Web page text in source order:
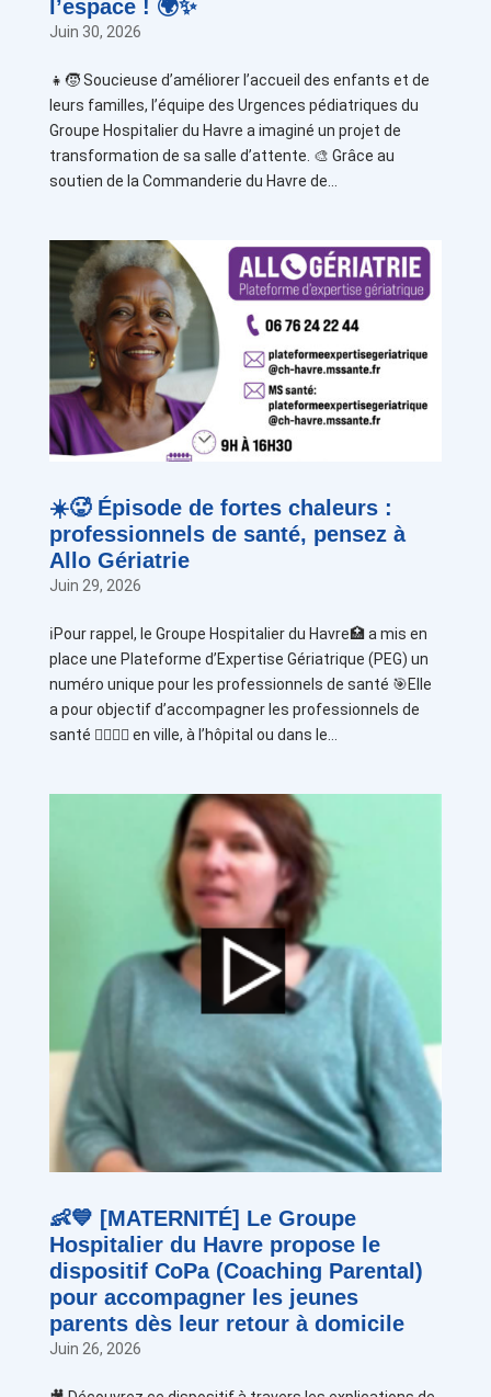
l’espace ! 🌍✨
Juin 30, 2026
👧🧒 Soucieuse d’améliorer l’accueil des enfants et de
leurs familles, l’équipe des Urgences pédiatriques du
Groupe Hospitalier du Havre a imaginé un projet de
transformation de sa salle d’attente. 🎨 Grâce au
soutien de la Commanderie du Havre de...
☀️🥵 Épisode de fortes chaleurs :
professionnels de santé, pensez à
Allo Gériatrie
Juin 29, 2026
ℹ️Pour rappel, le Groupe Hospitalier du Havre🏥 a mis en
place une Plateforme d’Expertise Gériatrique (PEG) un
numéro unique pour les professionnels de santé 🎯Elle
a pour objectif d’accompagner les professionnels de
santé 👩‍⚕️👨‍⚕️ en ville, à l’hôpital ou dans le...
👶💙 [MATERNITÉ] Le Groupe
Hospitalier du Havre propose le
dispositif CoPa (Coaching Parental)
pour accompagner les jeunes
parents dès leur retour à domicile
Juin 26, 2026